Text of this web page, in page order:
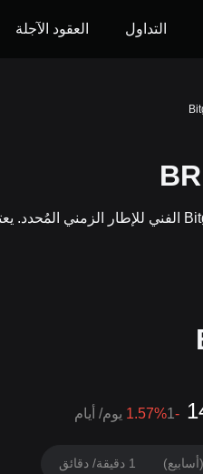
التداول العقود الآجلة
-1.57
%1 يوم/ أيام
1 دقيقة/ دقائق